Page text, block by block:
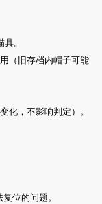
。
（旧存档内帽子可能
化，不影响判定）。
位的问题。